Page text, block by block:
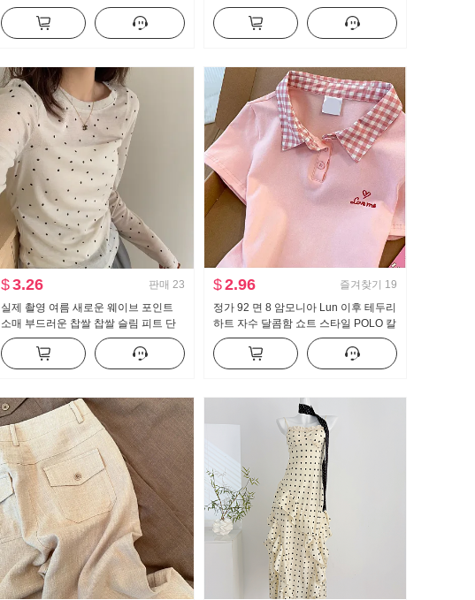
보이는 도루 센스 배기 바지 캐주얼 와
이드 레그 팬츠
지 3종 세트
$3.26 판매 23
실제 촬영 여름 새로운 웨이브 포인트
소매 부드러운 찹쌀 찹쌀 슬림 피트 단
순한 둥근 목 한국어 버전 자외선 차단
제 만나는 긴 소매 맨위
$2.96 즐겨찾기 19
정가 92 면 8 암모니아 Lun 이후 테두리
하트 자수 달콤함 쇼트 스타일 POLO 칼
라 티셔츠 몸매 가꾸기 작은 키 트렌디